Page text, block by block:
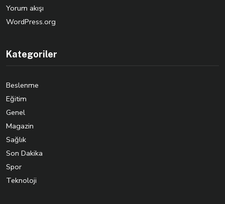
Yorum akışı
WordPress.org
Kategoriler
Beslenme
Eğitim
Genel
Magazin
Sağlık
Son Dakika
Spor
Teknoloji